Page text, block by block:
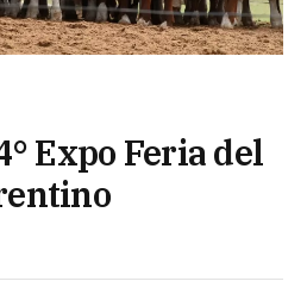
Expo Feria del